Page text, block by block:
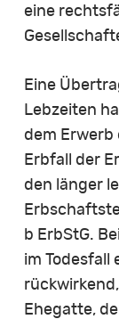
eine
Eine
Lebzeiten
dem Erwerb
Erbfall der
den länger
b ErbStG.
im
Ehegatte,